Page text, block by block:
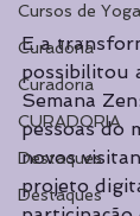
Cursos de Yoga
Curadoria
Curadoria
CURADORIA
Destaques
Destaques
E a
possibilitou
Semana
pessoas do
novos
projeto